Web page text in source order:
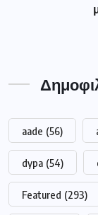
aade (56)
dypa (54)
Featured (293)